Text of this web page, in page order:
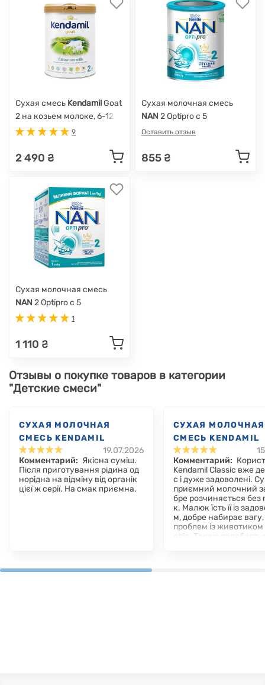
Сухая смесь KendamilGoat
2 на козьем молоке, 6-12
мес., 800 г
9
2 490 ₴
Сухая молочная смесь
NAN 2 Optipro с 5
олигосахаридами, с 6
Оставить отзыв
855 ₴
Сухая молочная смесь
NAN 2 Optipro с 5
олигосахаридами, с 6
1
1 110 ₴
Отзывы о покупке товаров в категории
"Детские смеси"
СУХАЯ МОЛОЧНАЯ
СМЕСЬ KENDAMIL
CLASSIC 1, 0-6 МЕС.,
800 Г
19.07.2026
Комментарий: Якісна суміш.
Після приготування рідина од
норідна на відміну від органік
цієї ж серії. На смак приємна.
СУХАЯ МОЛОЧНАЯ
СМЕСЬ KENDAMIL
CLASSIC 1, 0-6
800 Г
Комментарий:
Kendamil Classic вже
с і дуже задоволені.
приємний молочний
бре розчиняється без
к. Малюк їсть її із
м, добре набирає
проблем із животиком
епів. Також